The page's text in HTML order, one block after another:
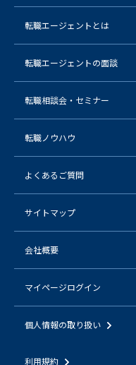
転職エージェントとは
転職エージェントの面談
転職相談会・セミナー
転職ノウハウ
よくあるご質問
サイトマップ
会社概要
マイページログイン
個人情報の取り扱い
利用規約